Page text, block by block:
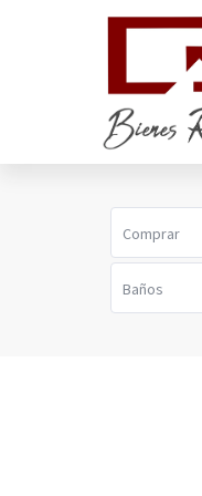
Comprar
Baños